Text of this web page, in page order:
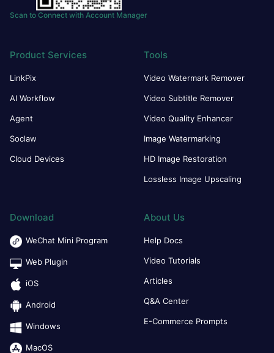
Scan to Connect with Account Manager
Product Services
LinkPix
AI Workflow
Agent
Soclaw
Cloud Devices
Tools
Video Watermark Remover
Video Subtitle Remover
Video Quality Enhancer
Image Watermarking
HD Image Restoration
Lossless Image Upscaling
Download
WeChat Mini Program
Web Plugin
iOS
Android
Windows
MacOS
About Us
Help Docs
Video Tutorials
Articles
Q&A Center
E-Commerce Prompts